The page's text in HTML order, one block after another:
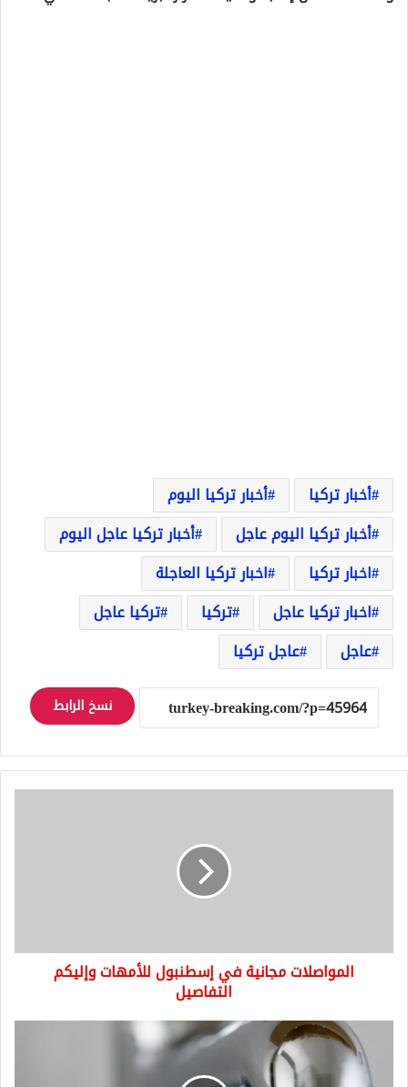
أخبار تركيا
أخبار تركيا اليوم
أخبار تركيا اليوم عاجل
أخبار تركيا عاجل اليوم
اخبار تركيا
اخبار تركيا العاجلة
اخبار تركيا عاجل
تركيا
تركيا عاجل
عاجل
عاجل تركيا
نسخ الرابط
المواصلات مجانية في إسطنبول للأمهات وإليكم
التفاصيل
المياه